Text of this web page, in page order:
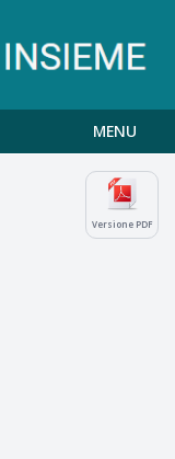
MENU
Versione PDF